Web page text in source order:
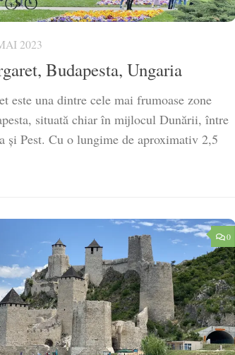
2023
Budapesta, Ungaria
este una dintre cele mai frumoase zone
situată chiar în mijlocul Dunării, între
și Pest. Cu o lungime de aproximativ 2,5
0